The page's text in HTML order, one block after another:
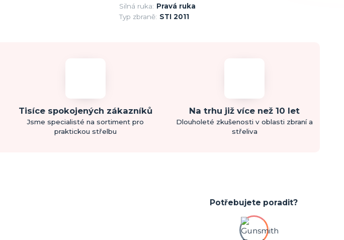
Silná ruka: Pravá ruka
Typ zbraně: STI 2011
Tisíce spokojených zákazníků
Jsme specialisté na sortiment pro
praktickou střelbu
Na trhu již více než 10 let
Dlouholeté zkušenosti v oblasti zbraní a
střeliva
Potřebujete poradit?